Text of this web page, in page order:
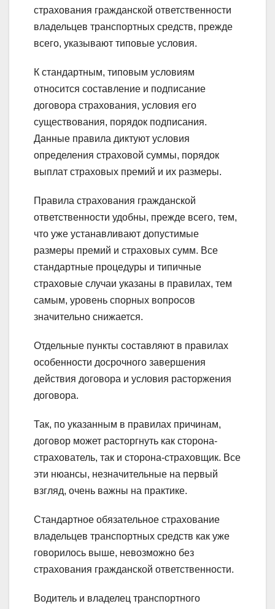
страхования гражданской ответственности
владельцев транспортных средств, прежде
всего, указывают типовые условия.
К стандартным, типовым условиям
относится составление и подписание
договора страхования, условия его
существования, порядок подписания.
Данные правила диктуют условия
определения страховой суммы, порядок
выплат страховых премий и их размеры.
Правила страхования гражданской
ответственности удобны, прежде всего, тем,
что уже устанавливают допустимые
размеры премий и страховых сумм. Все
стандартные процедуры и типичные
страховые случаи указаны в правилах, тем
самым, уровень спорных вопросов
значительно снижается.
Отдельные пункты составляют в правилах
особенности досрочного завершения
действия договора и условия расторжения
договора.
Так, по указанным в правилах причинам,
договор может расторгнуть как сторона-
страхователь, так и сторона-страховщик. Все
эти нюансы, незначительные на первый
взгляд, очень важны на практике.
Стандартное обязательное страхование
владельцев транспортных средств как уже
говорилось выше, невозможно без
страхования гражданской ответственности.
Водитель и владелец транспортного